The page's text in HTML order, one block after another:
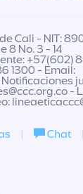
Cali - NIT:
8 No. 3 - 14
+57(602)
1300 - Email:
-
| Chat |